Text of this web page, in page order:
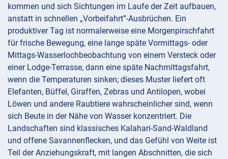
kommen und sich Sichtungen im Laufe der Zeit aufbauen,
anstatt in schnellen „Vorbeifahrt”-Ausbrüchen. Ein
produktiver Tag ist normalerweise eine Morgenpirschfahrt
für frische Bewegung, eine lange späte Vormittags- oder
Mittags-Wasserlochbeobachtung von einem Versteck oder
einer Lodge-Terrasse, dann eine späte Nachmittagsfahrt,
wenn die Temperaturen sinken; dieses Muster liefert oft
Elefanten, Büffel, Giraffen, Zebras und Antilopen, wobei
Löwen und andere Raubtiere wahrscheinlicher sind, wenn
sich Beute in der Nähe von Wasser konzentriert. Die
Landschaften sind klassisches Kalahari-Sand-Waldland
und offene Savannenflecken, und das Gefühl von Weite ist
Teil der Anziehungskraft, mit langen Abschnitten, die sich